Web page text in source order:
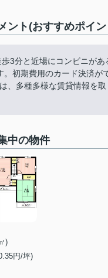
ント(おすすめポイン
3分と近場にコンビニが
初期費用のカード決済
、多種多様な賃貸情報を
中の物件
)
円/坪)